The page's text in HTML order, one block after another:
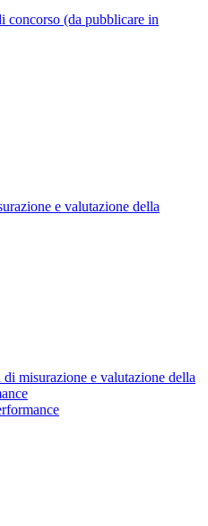
concorso (da pubblicare in
e valutazione della
di misurazione e valutazione della